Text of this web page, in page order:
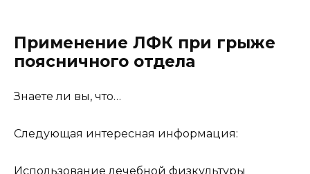
Применение ЛФК при грыже
поясничного отдела
Знаете ли вы, что…
Следующая интересная информация:
Использование лечебной физкультуры